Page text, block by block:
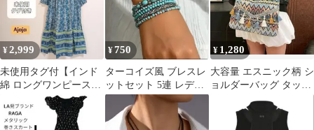
¥2,999
未使用タグ付【インド
綿 ロングワンピース】
エスニック ボヘミアン
No243
¥750
ターコイズ風 ブレスレ
ットセット 5連 レディ
ース ボヘミアン
¥ 1,280
大容量 エスニック柄 シ
ョルダーバッグ タッセ
ル付き ボヘミアン 韓国